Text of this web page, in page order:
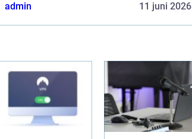
admin 11 juni 2026